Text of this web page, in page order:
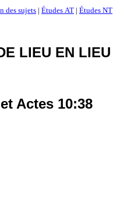
des sujets | Études AT | Études NT
LIEU EN LIEU
Actes 10:38